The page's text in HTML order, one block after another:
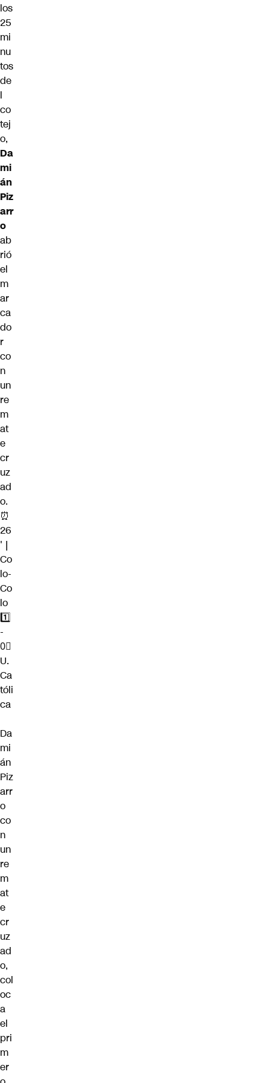
los
25
mi
nu
tos
de
l
co
tej
o,
Da
mi
án
Piz
arr
o
ab
rió
el
m
ar
ca
do
r
co
n
un
re
m
at
e
cr
uz
ad
o.
⏰
26
' |
Co
lo-
Co
lo
1️⃣
-
0⃣
U.
Ca
tóli
ca
Da
mi
án
Piz
arr
o
co
n
un
re
m
at
e
cr
uz
ad
o,
col
oc
a
el
pri
m
er